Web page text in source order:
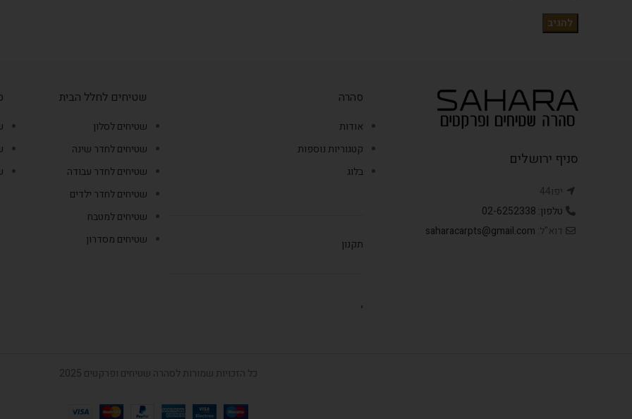
סניף ירושלים
יפו44
טלפון: 02-6252338
דוא"ל: saharacarpts@gmail.com
סהרה
אודות
קטגוריות נוספות
בלוג
תקנון
,
שטיחים לחלל הבית
שטיחים לסלון
שטיחים לחדר שינה
שטיחים לחדר עבודה
שטיחים לחדר ילדים
שטיחים למטבח
שטיחים מסדרון
כל הזכויות שמורות לסהרה שטיחים ופרקטים 2025